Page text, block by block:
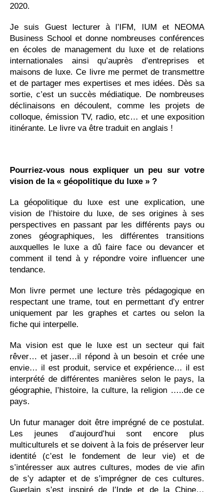
2020.
Je suis Guest lecturer à l’IFM, IUM et NEOMA
Business School et donne nombreuses conférences
en écoles de management du luxe et de relations
internationales ainsi qu’auprès d’entreprises et
maisons de luxe. Ce livre me permet de transmettre
et de partager mes expertises et mes idées. Dès sa
sortie, c’est un succès médiatique. De nombreuses
déclinaisons en découlent, comme les projets de
colloque, émission TV, radio, etc… et une exposition
itinérante. Le livre va être traduit en anglais !
Pourriez-vous nous expliquer un peu sur votre
vision de la « géopolitique du luxe » ?
La géopolitique du luxe est une explication, une
vision de l’histoire du luxe, de ses origines à ses
perspectives en passant par les différents pays ou
zones géographiques, les différentes transitions
auxquelles le luxe a dû faire face ou devancer et
comment il tend à y répondre voire influencer une
tendance.
Mon livre permet une lecture très pédagogique en
respectant une trame, tout en permettant d’y entrer
uniquement par les graphes et cartes ou selon la
fiche qui interpelle.
Ma vision est que le luxe est un secteur qui fait
rêver… et jaser…il répond à un besoin et crée une
envie… il est produit, service et expérience… il est
interprété de différentes manières selon le pays, la
géographie, l’histoire, la culture, la religion …..de ce
pays.
Un futur manager doit être imprégné de ce postulat.
Les jeunes d’aujourd’hui sont encore plus
multiculturels et se doivent à la fois de préserver leur
identité (c’est le fondement de leur vie) et de
s’intéresser aux autres cultures, modes de vie afin
de s’y adapter et de s’imprégner de ces cultures.
Guerlain s’est inspiré de l’Inde et de la Chine…